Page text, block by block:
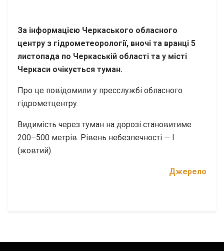
За інформацією Черкаського обласного
центру з гідрометеорології, вночі та вранці 5
листопада по Черкаській області та у місті
Черкаси очікується туман.
Про це повідомили у пресслужбі обласного
гідрометцентру.
Видимість через туман на дорозі становитиме
200–500 метрів. Рівень небезпечності — І
(жовтий).
Джерело